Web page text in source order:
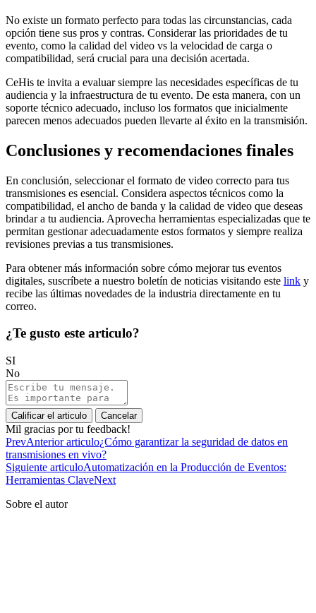
No existe un formato perfecto para todas las circunstancias, cada
opción tiene sus pros y contras. Considerar las prioridades de tu
evento, como la calidad del video vs la velocidad de carga o
compatibilidad, será crucial para una decisión acertada.
CeHis te invita a evaluar siempre las necesidades específicas de tu
audiencia y la infraestructura de tu evento. De esta manera, con un
soporte técnico adecuado, incluso los formatos que inicialmente
parecen menos adecuados pueden llevarte al éxito en la transmisión.
Conclusiones y recomendaciones finales
En conclusión, seleccionar el formato de video correcto para tus
transmisiones es esencial. Considera aspectos técnicos como la
compatibilidad, el ancho de banda y la calidad de video que deseas
brindar a tu audiencia. Aprovecha herramientas especializadas que te
permitan gestionar adecuadamente estos formatos y siempre realiza
revisiones previas a tus transmisiones.
Para obtener más información sobre cómo mejorar tus eventos
digitales, suscríbete a nuestro boletín de noticias visitando este link y
recibe las últimas novedades de la industria directamente en tu
correo.
¿Te gusto este articulo?
SI
No
Calificar el articulo Cancelar
Mil gracias por tu feedback!
PrevAnterior articulo¿Cómo garantizar la seguridad de datos en
transmisiones en vivo?
Siguiente articuloAutomatización en la Producción de Eventos:
Herramientas ClaveNext
Sobre el autor